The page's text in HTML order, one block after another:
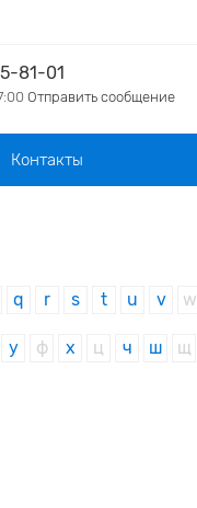
81-01
Отправить сообщение
Контакты
q r s t u v w
у ф х ц ч ш щ